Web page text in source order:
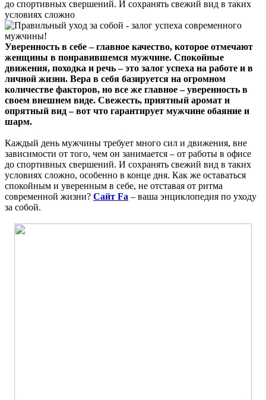
до спортивных свершений. И сохранять свежий вид в таких
условиях сложно
Уверенность в себе – главное качество, которое отмечают
женщины в понравившемся мужчине. Спокойные
движения, походка и речь – это залог успеха на работе и в
личной жизни. Вера в себя базируется на огромном
количестве факторов, но все же главное – уверенность в
своем внешнем виде. Свежесть, приятный аромат и
опрятный вид – вот что гарантирует мужчине обаяние и
шарм.
Каждый день мужчины требует много сил и движения, вне
зависимости от того, чем он занимается – от работы в офисе
до спортивных свершений. И сохранять свежий вид в таких
условиях сложно, особенно в конце дня. Как же оставаться
спокойным и уверенным в себе, не отставая от ритма
современной жизни? Сайт Fa – ваша энциклопедия по уходу
за собой.